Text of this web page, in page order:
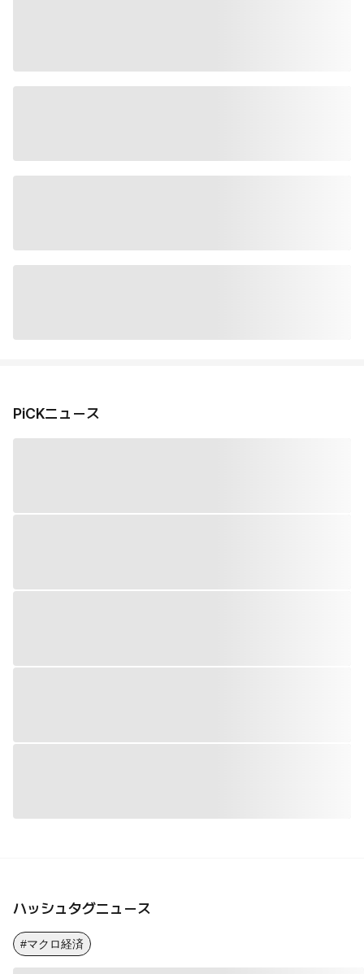
PiCKニュース
ハッシュタグニュース
#マクロ経済